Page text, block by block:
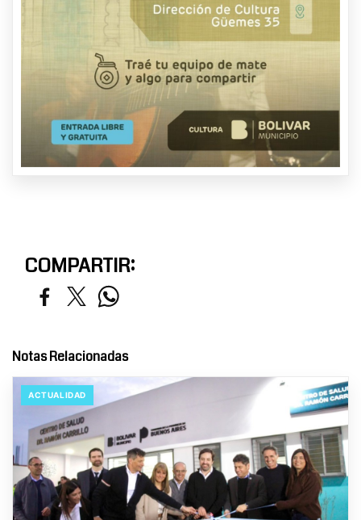
COMPARTIR:
Notas Relacionadas
ACTUALIDAD